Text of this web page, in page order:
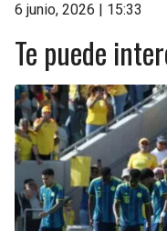
6 junio, 2026 | 15:33
Te puede